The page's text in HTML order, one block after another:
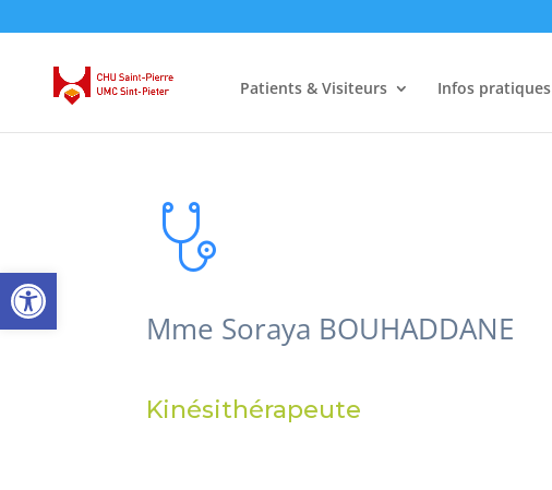
Ouvrir la barre d’outils
Patients & Visiteurs Infos pratiques
Mme Soraya BOUHADDANE
Kinésithérapeute